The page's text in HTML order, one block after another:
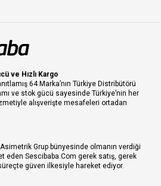
ve Hızlı Kargo
64 Marka’nın Türkiye Distribütörü
ve stok gücü sayesinde Türkiye’nin her
alışverişte mesafeleri ortadan
Grup bünyesinde olmanın verdiği
eden Sescibaba.Com gerek satış, gerek
güven ilkesiyle hareket ediyor.